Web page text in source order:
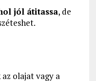
jól átitassa, de
olajat vagy a